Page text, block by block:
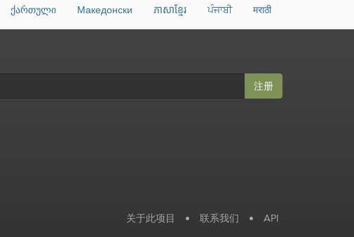
ქართული Македонски ភាសាខ្មែរ ਪੰਜਾਬੀ मराठी
注册
关于此项目 • 联系我们 • API